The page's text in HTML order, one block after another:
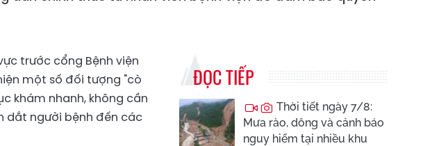
trước cổng Bệnh viện
một số đối tượng "cò
khám nhanh, không cần
dắt người bệnh đến các
ĐỌC TIẾP
Thời tiết ngày 7/8:
Mưa rào, dông và cảnh báo
nguy hiểm tại nhiều khu